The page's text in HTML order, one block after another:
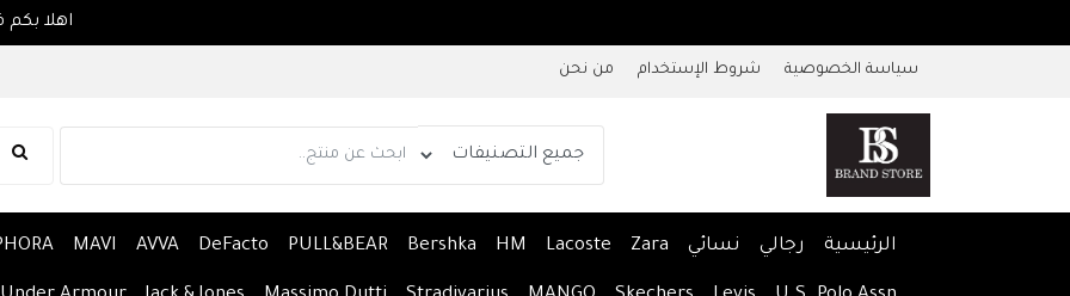
سياسة الخصوصية شروط الإستخدام من نحن
الرئيسية رجالي نسائي Zara
Lacoste
HM
Bershka
PULL&BEAR
DeFacto
AVVA
MAVI